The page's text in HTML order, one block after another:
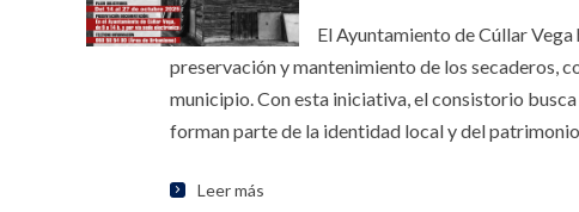
El Ayuntamiento de Cúllar Vega
preservación y mantenimiento de los secaderos,
municipio. Con esta iniciativa, el consistorio
forman parte de la identidad local y del
Leer más